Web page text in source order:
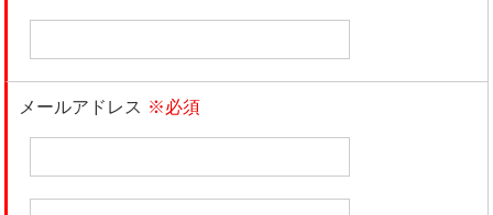
メールアドレス ※必須